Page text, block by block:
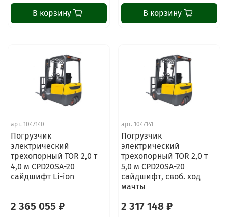
В корзину В корзину
арт. 1047140
Погрузчик
электрический
трехопорный TOR 2,0 т
4,0 м CPD20SA-20
сайдшифт Li-ion
2 365 055 ₽
арт. 1047141
Погрузчик
электрический
трехопорный TOR 2,0 т
5,0 м CPD20SA-20
сайдшифт, своб. ход
мачты
2 317 148 ₽